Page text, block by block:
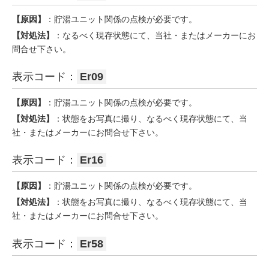
【原因】
：貯湯ユニット関係の点検が必要です。
【対処法】
：なるべく現存状態にて、当社・またはメーカーにお
問合せ下さい。
表示コード： Er09
【原因】
：貯湯ユニット関係の点検が必要です。
【対処法】
：状態をお写真に撮り、なるべく現存状態にて、当
社・またはメーカーにお問合せ下さい。
表示コード： Er16
【原因】
：貯湯ユニット関係の点検が必要です。
【対処法】
：状態をお写真に撮り、なるべく現存状態にて、当
社・またはメーカーにお問合せ下さい。
表示コード： Er58